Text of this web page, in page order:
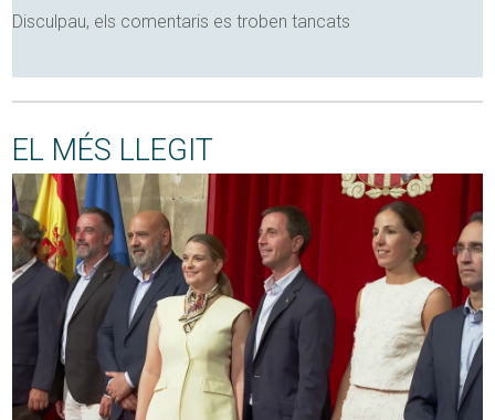
Disculpau, els comentaris es troben tancats
EL MÉS LLEGIT